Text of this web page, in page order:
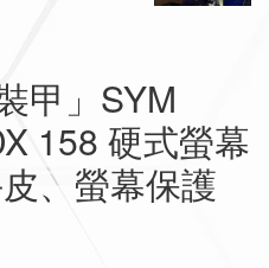
甲」SYM
158 硬式螢幕
、螢幕保護